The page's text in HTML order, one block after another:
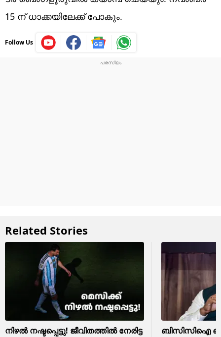
15 ന് ധാക്കയിലേക്ക് പോകും.
Follow Us
Related Stories
നിഴൽ നഷ്ടപ്പെട്ടു! ജീവിതത്തിൽ നേരിട്ട
ബിസിസിഐ